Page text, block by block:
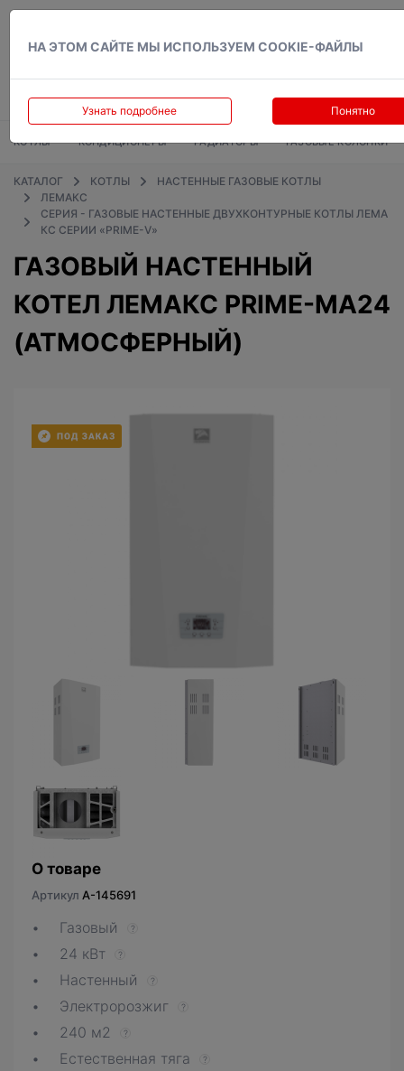
НА ЭТОМ САЙТЕ МЫ ИСПОЛЬЗУЕМ COOKIE-ФАЙЛЫ
Узнать подробнее Понятно
КОТЛЫ КОНДИЦИОНЕРЫ РАДИАТОРЫ ГАЗОВЫЕ КОЛОНКИ
КАТАЛОГ КОТЛЫ
НАСТЕННЫЕ ГАЗОВЫЕ КОТЛЫ
ЛЕМАКС
СЕРИЯ - ГАЗОВЫЕ НАСТЕННЫЕ ДВУХКОНТУРНЫЕ КОТЛЫ ЛЕМА
КС СЕРИИ «PRIME-V»
ГАЗОВЫЙ НАСТЕННЫЙ
КОТЕЛ ЛЕМАКС PRIME-MA24
(АТМОСФЕРНЫЙ)
О товаре
Артикул A-145691
Газовый ?
24 кВт ?
Настенный ?
Электророзжиг ?
240 м2 ?
Естественная тяга ?